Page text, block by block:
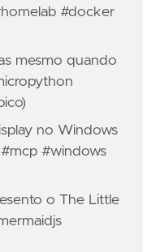
#docker
mesmo quando
no Windows
#windows
o The Little